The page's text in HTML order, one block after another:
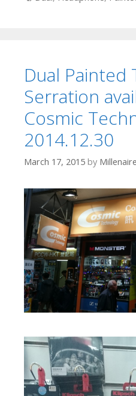
Dual Painted
Serration
Cosmic
2014.12.30
March 17, 2015 by Millenaire